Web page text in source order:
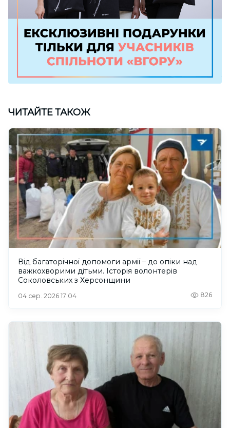
ЧИТАЙТЕ ТАКОЖ
Від багаторічної допомоги армії – до опіки над
важкохворими дітьми. Історія волонтерів
Соколовських з Херсонщини
04 сер. 2026 17:04 826